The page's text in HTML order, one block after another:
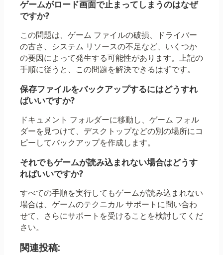
ゲームがロード画面で止まってしまうのはなぜ
ですか?
この問題は、ゲーム ファイルの破損、ドライバー
の古さ、システム リソースの不足など、いくつか
の要因によって発生する可能性があります。上記の
手順に従うと、この問題を解決できるはずです。
保存ファイルをバックアップするにはどうすれ
ばいいですか?
ドキュメント フォルダーに移動し、ゲーム フォル
ダーを見つけて、デスクトップなどの別の場所にコ
ピーしてバックアップを作成します。
それでもゲームが読み込まれない場合はどうす
ればいいですか?
すべての手順を実行してもゲームが読み込まれない
場合は、ゲームのテクニカル サポートに問い合わ
せて、さらにサポートを受けることを検討してくだ
さい。
関連投稿: